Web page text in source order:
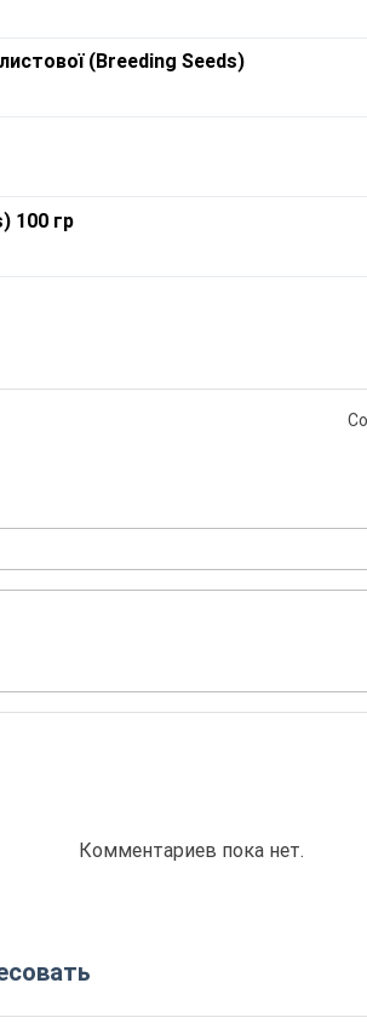
(Breeding Seeds)
100 гр
Комментариев пока нет.